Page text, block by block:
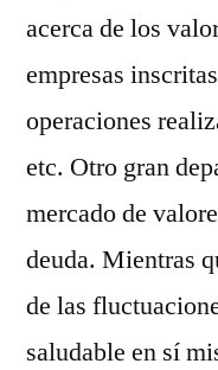
acerca de los
empresas
operaciones
etc. Otro gran
mercado de
deuda. Mientras
de las
saludable en sí